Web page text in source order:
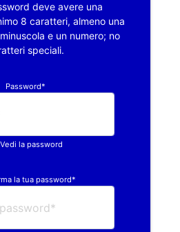
deve avere una
8 caratteri, almeno una
e un numero; no
speciali.
Password*
Vedi la password
la tua password*